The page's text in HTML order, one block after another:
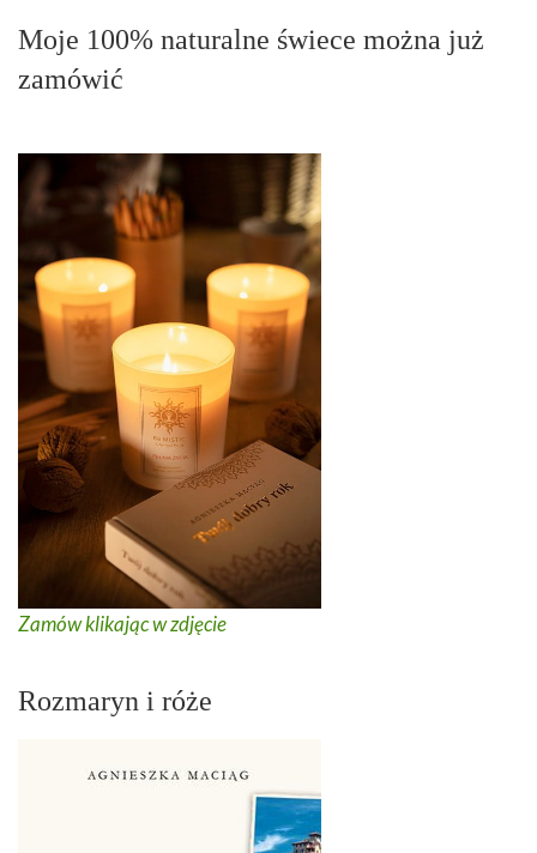
Moje 100% naturalne świece można już
zamówić
Zamów klikając w zdjęcie
Rozmaryn i róże